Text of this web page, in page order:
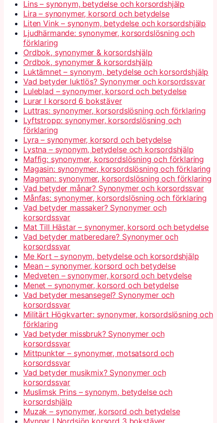
Lins – synonym, betydelse och korsordshjälp
Lira – synonymer, korsord och betydelse
Liten Vink – synonym, betydelse och korsordshjälp
Ljudhärmande: synonymer, korsordslösning och
förklaring
Ordbok, synonymer & korsordshjälp
Ordbok, synonymer & korsordshjälp
Luktämnet – synonym, betydelse och korsordshjälp
Vad betyder luktlös? Synonymer och korsordssvar
Luleblad – synonymer, korsord och betydelse
Lurar I korsord 6 bokstäver
Luttras: synonymer, korsordslösning och förklaring
Lyftstropp: synonymer, korsordslösning och
förklaring
Lyra – synonymer, korsord och betydelse
Lystna – synonym, betydelse och korsordshjälp
Maffig: synonymer, korsordslösning och förklaring
Magasin: synonymer, korsordslösning och förklaring
Magman: synonymer, korsordslösning och förklaring
Vad betyder månar? Synonymer och korsordssvar
Månfas: synonymer, korsordslösning och förklaring
Vad betyder massaker? Synonymer och
korsordssvar
Mat Till Hästar – synonymer, korsord och betydelse
Vad betyder matberedare? Synonymer och
korsordssvar
Me Kort – synonym, betydelse och korsordshjälp
Mean – synonymer, korsord och betydelse
Medveten – synonymer, korsord och betydelse
Menet – synonymer, korsord och betydelse
Vad betyder mesansegel? Synonymer och
korsordssvar
Militärt Högkvarter: synonymer, korsordslösning och
förklaring
Vad betyder missbruk? Synonymer och
korsordssvar
Mittpunkter – synonymer, motsatsord och
korsordssvar
Vad betyder musikmix? Synonymer och
korsordssvar
Muslimsk Prins – synonym, betydelse och
korsordshjälp
Muzak – synonymer, korsord och betydelse
Mynnar I Nordsjön korsord 3 bokstäver